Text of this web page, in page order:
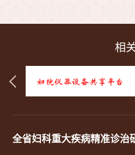
相
全省妇科重大疾病精准诊治